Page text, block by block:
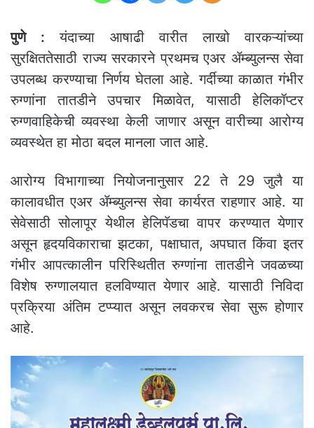
पुणे : यंदाच्या आषाढी वारीत लाखो वारकऱ्यांच्या
सुरक्षिततेसाठी राज्य सरकारने प्रथमच एअर ॲम्ब्युलन्स सेवा
उपलब्ध करण्याचा निर्णय घेतला आहे. गर्दीच्या काळात गंभीर
रुग्णांना तातडीने उपचार मिळावेत, यासाठी हेलिकॉप्टर
रुग्णवाहिकेची व्यवस्था केली जाणार असून वारीच्या आरोग्य
व्यवस्थेत हा मोठा बदल मानला जात आहे.
आरोग्य विभागाच्या नियोजनानुसार 22 ते 29 जुलै या
कालावधीत एअर ॲम्ब्युलन्स सेवा कार्यरत राहणार आहे. या
सेवेसाठी सोलापूर येथील हेलिपॅडचा वापर करण्यात येणार
असून हृदयविकाराचा झटका, पक्षाघात, अपघात किंवा इतर
गंभीर आपत्कालीन परिस्थितीत रुग्णांना तातडीने जवळच्या
विशेष रुग्णालयात हलविण्यात येणार आहे. यासाठी निविदा
प्रक्रिया अंतिम टप्प्यात असून लवकरच सेवा सुरू होणार
आहे.